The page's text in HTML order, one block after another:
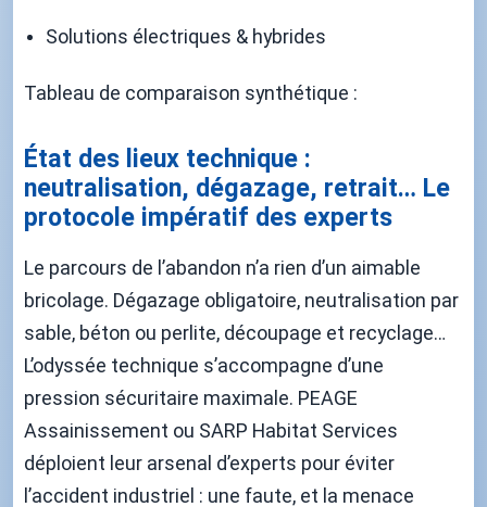
Solutions électriques & hybrides
Tableau de comparaison synthétique :
État des lieux technique :
neutralisation, dégazage, retrait… Le
protocole impératif des experts
Le parcours de l’abandon n’a rien d’un aimable
bricolage. Dégazage obligatoire, neutralisation par
sable, béton ou perlite, découpage et recyclage…
L’odyssée technique s’accompagne d’une
pression sécuritaire maximale. PEAGE
Assainissement ou SARP Habitat Services
déploient leur arsenal d’experts pour éviter
l’accident industriel : une faute, et la menace